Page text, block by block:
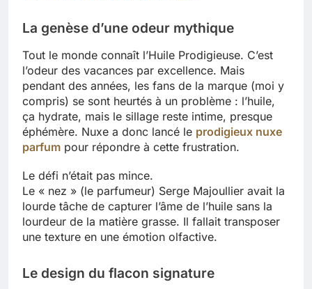
La genèse d’une odeur mythique
Tout le monde connaît l’Huile Prodigieuse. C’est
l’odeur des vacances par excellence. Mais
pendant des années, les fans de la marque (moi y
compris) se sont heurtés à un problème : l’huile,
ça hydrate, mais le sillage reste intime, presque
éphémère. Nuxe a donc lancé le prodigieux nuxe
parfum pour répondre à cette frustration.
Le défi n’était pas mince.
Le « nez » (le parfumeur) Serge Majoullier avait la
lourde tâche de capturer l’âme de l’huile sans la
lourdeur de la matière grasse. Il fallait transposer
une texture en une émotion olfactive.
Le design du flacon signature